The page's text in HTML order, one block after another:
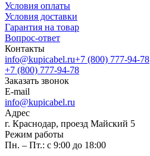
Условия оплаты
Условия доставки
Гарантия на товар
Вопрос-ответ
Контакты
info@kupicabel.ru+7 (800) 777-94-78
+7 (800) 777-94-78
Заказать звонок
E-mail
info@kupicabel.ru
Адрес
г. Краснодар, проезд Майский 5
Режим работы
Пн. – Пт.: с 9:00 до 18:00